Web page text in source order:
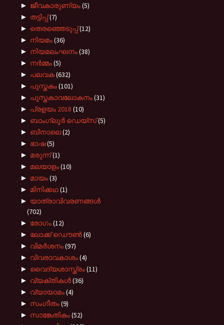
► ജീവകാരുണ്യം(5)
► തട്ടിപ്പ്(7)
► തെരഞ്ഞെടുപ്പ്(12)
► നിയമം(36)
► നിയമലംഘനം(38)
► നർമ്മം(5)
► പലവക(632)
► പുസ്തകം(101)
► പുസ്തകാവലോകനം(31)
► പ്രളയം 2018 (10)
► ബാംഗ്ലൂർ ഡെയ്സ്(5)
► ബിനാലെ(2)
► ഭാഷ(5)
► മരുന്ന്(1)
► മലയാളം(10)
► മായം(3)
► മിനിക്കഥ(1)
► യാത്രാവിവരണങ്ങൾ
(702)
► രോഗം(12)
► ലോക്ക് ഡൌൺ(6)
► വിമർശനം(97)
► വിവരാവകാശം(4)
► വൈദ്യശാസ്ത്രം(11)
► വ്യക്തികൾ(36)
► വ്യായാമം(4)
► സംഗീതം(9)
► സാങ്കേതികം(52)